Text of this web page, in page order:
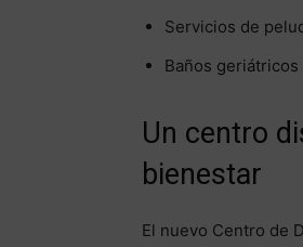
Servicios de
Baños geriátricos
Un centro
bienestar
El nuevo Centro de